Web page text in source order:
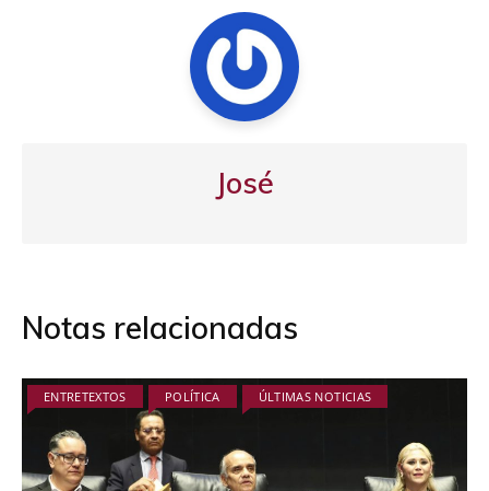
José
Notas relacionadas
ENTRETEXTOS POLÍTICA ÚLTIMAS NOTICIAS